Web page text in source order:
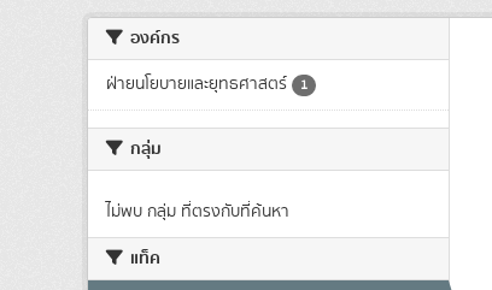
องค์กร
ฝ่ายนโยบายและยุทธศาสตร์ 1
กลุ่ม
ไม่พบ กลุ่ม ที่ตรงกับที่ค้นหา
แท็ค